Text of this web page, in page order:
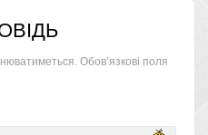
Обов’язкові поля